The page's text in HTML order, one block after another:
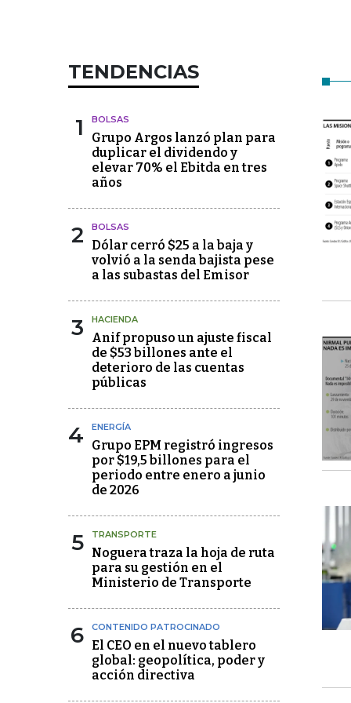
TENDENCIAS
1 BOLSAS
Grupo Argos lanzó plan para
duplicar el dividendo y
elevar 70% el Ebitda en tres
años
2 BOLSAS
Dólar cerró $25 a la baja y
volvió a la senda bajista pese
a las subastas del Emisor
3 HACIENDA
Anif propuso un ajuste fiscal
de $53 billones ante el
deterioro de las cuentas
públicas
4 ENERGÍA
Grupo EPM registró ingresos
por $19,5 billones para el
periodo entre enero a junio
de 2026
5 TRANSPORTE
Noguera traza la hoja de ruta
para su gestión en el
Ministerio de Transporte
6 CONTENIDO PATROCINADO
El CEO en el nuevo tablero
global: geopolítica, poder y
acción directiva